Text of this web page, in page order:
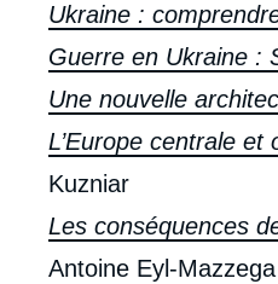
Ukraine :
Guerre en Ukraine :
Une nouvelle
L’Europe centrale et
Kuzniar
Les conséquences
Antoine Eyl-Mazzega